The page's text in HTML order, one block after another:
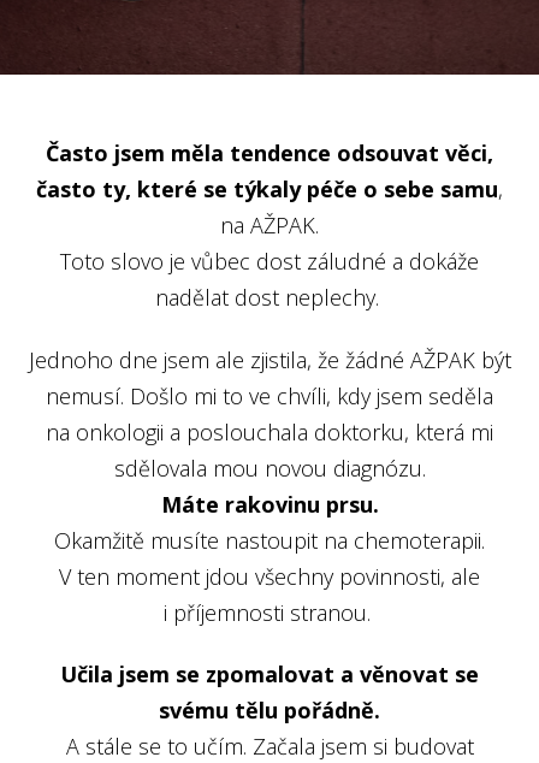
Často jsem měla tendence odsouvat věci,
často ty, které se týkaly péče o sebe samu,
na AŽPAK.
Toto slovo je vůbec dost záludné a dokáže
nadělat dost neplechy.
Jednoho dne jsem ale zjistila, že žádné AŽPAK být
nemusí. Došlo mi to ve chvíli, kdy jsem seděla
na onkologii a poslouchala doktorku, která mi
sdělovala mou novou diagnózu.
Máte rakovinu prsu.
Okamžitě musíte nastoupit na chemoterapii.
V ten moment jdou všechny povinnosti, ale
i příjemnosti stranou.
Učila jsem se zpomalovat a věnovat se
svému tělu pořádně.
A stále se to učím. Začala jsem si budovat